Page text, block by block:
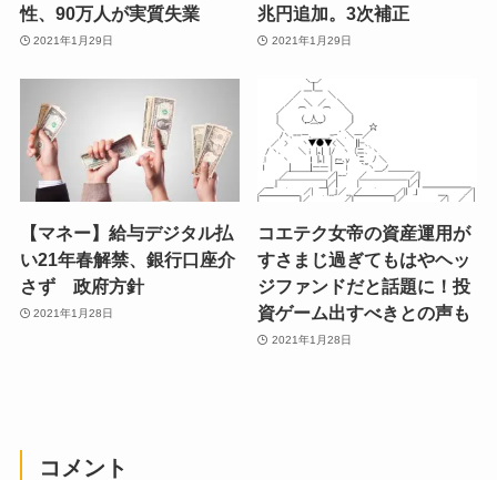
性、90万人が実質失業
2021年1月29日
兆円追加。3次補正
2021年1月29日
【マネー】給与デジタル払
い21年春解禁、銀行口座介
さず 政府方針
2021年1月28日
コエテク女帝の資産運用が
すさまじ過ぎてもはやヘッ
ジファンドだと話題に！投
資ゲーム出すべきとの声も
2021年1月28日
コメント